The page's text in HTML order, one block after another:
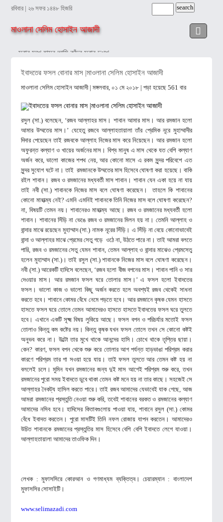
রবিবার | ২৬ সফর ১৪৪৮ হিজরি
মাওলানা সেলিম হোসাইন আজাদী
সবার সুখে হাসব আমি কাঁদব সবার দুঃখে
বিশ্ব ইজতেমার শিক্ষা ছড়িয়ে পড়ুক
সন্তানের প্রতি এক আল্লাহর ওলির শেষ অসিয়ত
শোনার সঙ্গে সঙ্গে মেনে নেওয়াই ইমানের দাবি
হায়! মিথ্যায় ছেয়ে গেছে আমাদের জীবন!
আত্মীয়তা সম্পর্ক ছিন্নকারী অভিশপ্ত ও জাহান্নামি
কাছে ঘেঁষতে দিও না হতাশা আলসেমির অভিশাপে ধুঁকছে মুসলিম বিশ্ব
রসুল (সা.)-এর মর্যাদা অতুলনীয় আল্লাহর পরিচয়
ইবাদতের ফসল বোনার মাস |মাওলানা সেলিম হোসাইন আজাদী
মাওলানা সেলিম হোসাইন আজাদী | মঙ্গলবার, ০১ মে ২০১৮ | পড়া হয়েছে 561 বার
রসুল (সা.) বলেছেন, ‘রজব আল্লাহর মাস। শাবান আমার মাস। আর রমজান হলো
আমার উম্মতের মাস।’ যেহেতু রজবে আল্লাহতায়ালা তাঁর প্রেমিক নূরে মুহাম্মাদীর
দিদার পেয়েছেন তাই রজবকে আল্লাহ নিজের মাস করে নিয়েছেন। আর রমজান হলো
অফুরন্ত কল্যাণ ও খায়ের অর্জনের মাস। বিশ্ব মানুষ এ মাস থেকে যত বেশি কল্যাণ
অর্জন করে, ভালো কাজের শপথ নেয়, আর কোনো মাসে এ রকম সুন্দর পরিবেশে এত
সুন্দর সুযোগ ঘটে না। তাই রমজানকে উম্মতের মাস হিসেবে ঘোষণা করা হয়েছে। বাকি
রইল শাবান। রজব ও রমজানের মধ্যবর্তী মাস শাবান। শাবান যেন একা হয়ে না যায়
তাই নবী (সা.) শাবানকে নিজের মাস বলে ঘোষণা করেছেন। তাহলে কি শাবানের
কোনো মাহাত্ম্য নেই? এমনি এমনিই শাবানকে তিনি নিজের মাস বলে ঘোষণা করেছেন?
না, বিষয়টি তেমন নয়।শাবানেরও মাহাত্ম্য আছে। রজব ও রমজানের মধ্যবর্তী হলো
শাবান। শাবানের সিঁড়ি না ভেঙে রজব ও রমজানের মিলন হয় না। তেমনি আল্লাহ ও
বান্দার মাঝে রয়েছেন মুহাম্মাদ (সা.) নামক নূরের সিঁড়ি। এ সিঁড়ি না বেয়ে কোনোভাবেই
বান্দা ও আল্লাহর মাঝে প্রেমের সেতু গড়ে ওঠে না, উঠতে পারে না। তাই আমরা বলতে
পারি, রজব ও রমজানের সেতু যেমন শাবান, তেমন আল্লাহ ও বান্দার মাঝেও প্রেমসেতু
হলেন মুহাম্মাদ (সা.)। তাই রসুল (সা.) শাবানকে নিজের মাস বলে ঘোষণা করেছেন।
নবী (সা.) আরেকটি হাদিসে বলেছেন, ‘রজব হলো বীজ বপনের মাস। শাবান পানি ও সার
দেওয়ার মাস। আর রমজান ফসল ঘরে তোলার মাস।’ এ ফসল হলো ইবাদতের
ফসল। ভালো কাজ ও ভালো কিছু অর্জন করতে হলে অবশ্যই রজব থেকেই সাধনা
করতে হবে। শাবানে কোমর বেঁধে নেমে পড়তে হবে। আর রমজানে কৃষক যেমন হাসতে
হাসতে ফসল ঘরে তোলে তেমন আমাদেরও হাসতে হাসতে ইবাদতের ফসল ঘরে তুলতে
হবে। এখানে একটি সূক্ষ্ম বিষয় লুকিয়ে আছে। ফসল বপন ও পরিচর্যার মতোই ফসল
তোলাও কিন্তু কম কষ্টের নয়। কিন্তু কৃষক যখন ফসল তোলে তখন সে কোনো কষ্টই
অনুভব করে না। উল্টো তার মুখে থাকে আনন্দের হাসি। চোখে থাকে তৃপ্তির ছায়া।
কেন? কারণ, ফসল বপন থেকে শুরু করে তোলার আগ পর্যন্ত হাড়ভাঙা পরিশ্রম করার
কারণে পরিশ্রম তার গা সওয়া হয়ে যায়। তাই ফসল তুলতে আর তেমন কষ্ট হয় না
বললেই চলে। মুমিন যখন রমজানের জন্য দুই মাস আগেই পরিশ্রম শুরু করে, তখন
রমজানের পুরো সময় ইবাদতে ডুবে থাকা তেমন কষ্ট মনে হয় না তার কাছে। সহজেই সে
আল্লাহর নৈকট্য হাসিল করতে পারে। তাই রজব আমাদের যেভাবেই যাক গেছে, আজ
আমরা রমজানের প্রস্তুতি নেওয়া শুরু করি, তবেই শাবানের বরকত ও রমজানের কল্যাণ
আমাদের নসিব হবে। হাদিসের কিতাবগুলোয় পাওয়া যায়, শাবানে রসুল (সা.) কোমর
বেঁধে ইবাদত করতেন। পুরো মাসটিই তিনি নফল রোজায় যাপন করতেন। আমাদেরও
উচিত শাবানকে রমজানের প্রস্তুতির মাস হিসেবে বেশি বেশি ইবাদতে লেগে যাওয়া।
আল্লাহতায়ালা আমাদের তাওফিক দিন।
লেখক : মুফাসসিরে কোরআন ও গণমাধ্যম ব্যক্তিত্ব। চেয়ারম্যান : বাংলাদেশ
মুফাসসির সোসাইটি।
www.selimazadi.com